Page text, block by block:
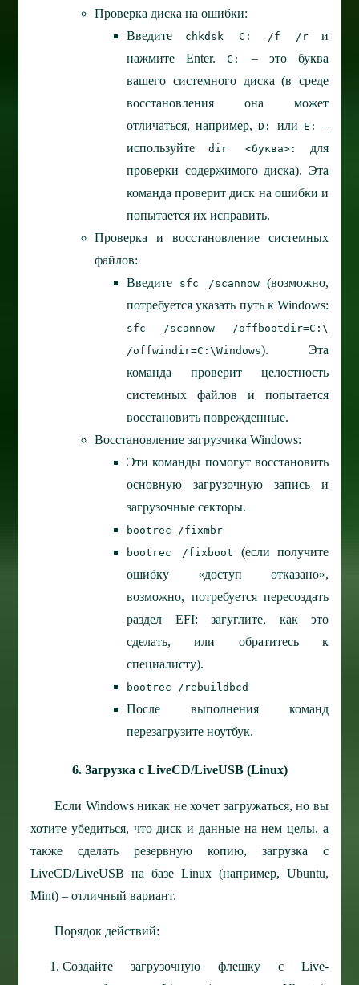
Проверка диска на ошибки:
Введите
chkdsk C: /f /r и
нажмите Enter.C:
– это буква
вашего системного диска (в среде
восстановления она может
отличаться, например,D: или E:
–
используйтеdir <буква>:
для
проверки содержимого диска). Эта
команда проверит диск на ошибки и
попытается их исправить.
Проверка и восстановление системных
файлов:
Введите
sfc /scannow (возможно,
потребуется указать путь к Windows:
sfc /scannow /offbootdir=C:\
/offwindir=C:\Windows). Эта
команда проверит целостность
системных файлов и попытается
восстановить поврежденные.
Восстановление загрузчика Windows:
Эти команды помогут восстановить
основную загрузочную запись и
загрузочные секторы.
bootrec /fixmbr
bootrec /fixboot
(если получите
ошибку «доступ отказано»,
возможно, потребуется пересоздать
раздел EFI: загуглите, как это
сделать, или обратитесь к
специалисту).
bootrec /rebuildbcd
После выполнения команд
перезагрузите ноутбук.
6. Загрузка с LiveCD/LiveUSB (Linux)
Если Windows никак не хочет загружаться, но вы
хотите убедиться, что диск и данные на нем целы, а
также сделать резервную копию, загрузка с
LiveCD/LiveUSB на базе Linux (например, Ubuntu,
Mint) – отличный вариант.
Порядок действий:
Создайте загрузочную флешку с Live-